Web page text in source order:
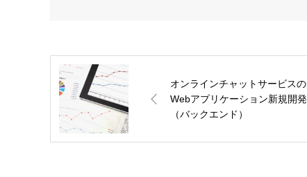
オンラインチャットサービスの
Webアプリケーション新規開発
（バックエンド）